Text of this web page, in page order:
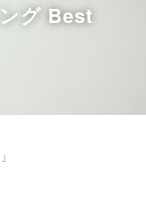
グ Best